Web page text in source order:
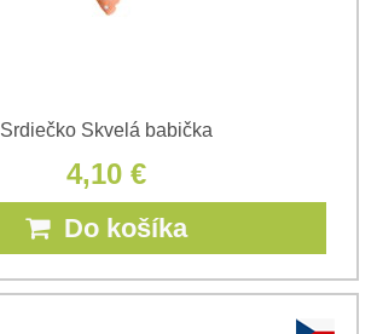
Srdiečko Skvelá babička
4,10 €
Do košíka